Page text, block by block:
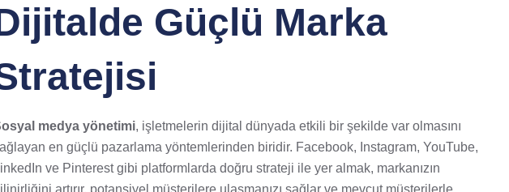
Güçlü Marka
medya yönetimi, işletmelerin dijital dünyada etkili bir şekilde var olmasını
en güçlü pazarlama yöntemlerinden biridir. Facebook, Instagram, YouTube,
ve Pinterest gibi platformlarda doğru strateji ile yer almak, markanızın
artırır, potansiyel müşterilere ulaşmanızı sağlar ve mevcut müşterilerle